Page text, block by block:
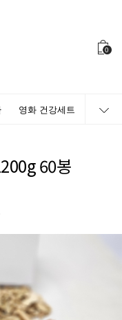
0
영화 건강세트
60봉